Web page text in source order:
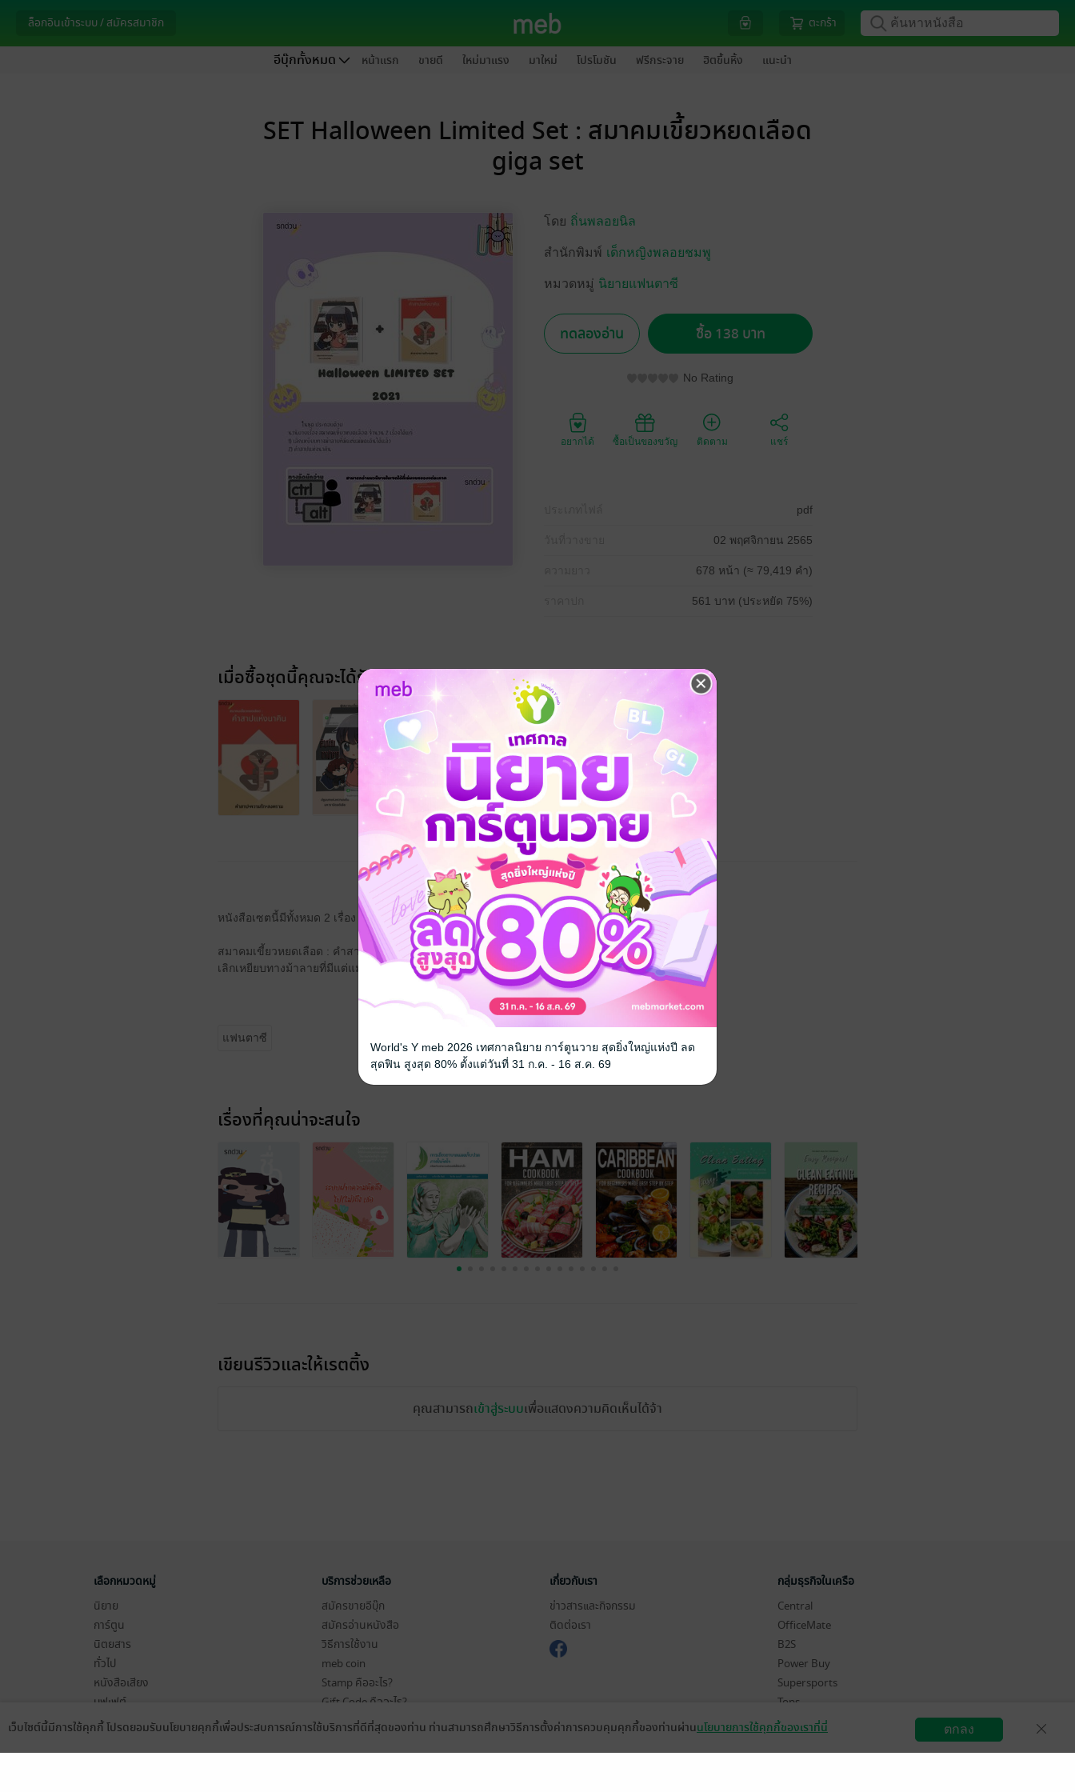
ล็อกอินเข้าระบบ / สมัครสมาชิก ตะกร้า
อีบุ๊กทั้งหมด หน้าแรก ขายดี ใหม่มาแรง มาใหม่ โปรโมชัน ฟรีกระจาย ฮิตขึ้นหิ้ง แนะนำ
SET Halloween Limited Set : สมาคมเขี้ยวหยดเลือด
giga set
โดย ถิ่นพลอยนิล
สำนักพิมพ์ เด็กหญิงพลอยชมพู
หมวดหมู่ นิยายแฟนตาซี
ทดลองอ่าน ซื้อ 138 บาท
No Rating
อยากได้ ซื้อเป็นของขวัญ ติดตาม แชร์
pdf
02 พฤศจิกายน 2565
678 หน้า (≈ 79,419 คำ)
561 บาท (ประหยัด 75%)
เมื่อซื้อชุดนี้คุณจะได้รับ
หนังสือเซตนี้มีทั้งหมด 2 เรื่อง คือ
สมาคมเขี้ยวหยดเลือด : คำสาปแห่งนาคิน (ภาคหลังจากภาคหลัก)
เลิกเหยียบทางม้าลายที่มีแต่แม่มดเดินได้แล้ว (ภาคก่อนจากภาคหลัก)
แฟนตาซี
เรื่องที่คุณน่าจะสนใจ
เขียนรีวิวและให้เรตติ้ง
คุณสามารถเข้าสู่ระบบเพื่อแสดงความคิดเห็นได้จ้า
เลือกหมวดหมู่
นิยาย
การ์ตูน
นิตยสาร
ทั่วไป
หนังสือเสียง
บุฟเฟต์
บริการช่วยเหลือ
สมัครขายอีบุ๊ก
สมัครอ่านหนังสือ
วิธีการใช้งาน
meb coin
Stamp คืออะไร?
Gift Code คืออะไร?
เงื่อนไขในการใช้บริการ
เกี่ยวกับเรา
ข่าวสารและกิจกรรม
ติดต่อเรา
กลุ่มธุรกิจในเครือ
Central
OfficeMate
B2S
Power Buy
Supersports
Tops
Hytexts
สมัครขายอีบุ๊ก วิธีการใช้งาน
เว็บไซต์นี้มีการใช้คุกกี้ โปรดยอมรับนโยบายคุกกี้เพื่อประสบการณ์การใช้บริการที่ดีที่สุดของท่าน ท่านสามารถศึกษาวิธีการตั้งค่าการควบคุมคุกกี้ของท่านผ่านนโยบายการใช้คุกกี้ของเราที่นี่ ตกลง
World's Y meb 2026 เทศกาลนิยาย การ์ตูนวาย สุดยิ่งใหญ่แห่งปี ลด
สุดฟิน สูงสุด 80% ตั้งแต่วันที่ 31 ก.ค. - 16 ส.ค. 69